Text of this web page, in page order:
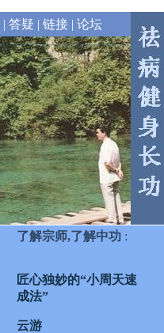
| 答疑 | 链接| 论坛
了解宗师,了解中功 :
匠心独妙的“小周天速
成法”
云游